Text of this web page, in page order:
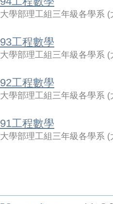
大學部理工組三年級各學系 (
93工程數學
大學部理工組三年級各學系 (
92工程數學
大學部理工組三年級各學系 (
91工程數學
大學部理工組三年級各學系 (